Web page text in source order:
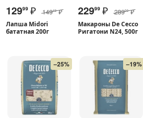
12999 ₽ 14949 ₽
Лапша Midori
бататная 200г
22999 ₽ 28900 ₽
Макароны De Cecco
Ригатони N24, 500г
–25% –19%